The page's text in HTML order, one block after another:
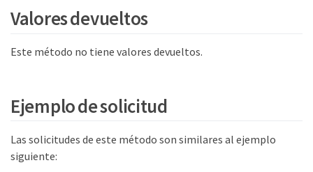
Valores devueltos
Este método no tiene valores devueltos.
Ejemplo de solicitud
Las solicitudes de este método son similares al ejemplo
siguiente: